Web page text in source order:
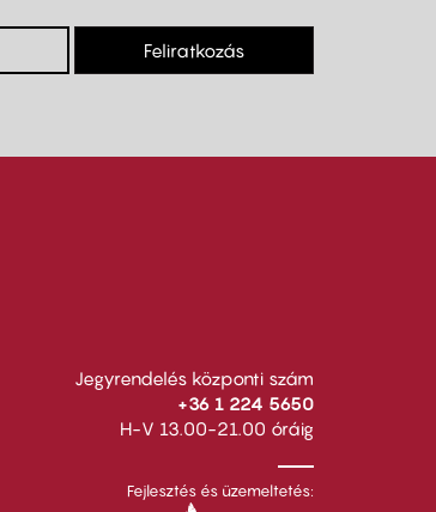
Feliratkozás
Jegyrendelés központi szám
+36 1 224 5650
H-V 13.00-21.00 óráig
Fejlesztés és üzemeltetés: